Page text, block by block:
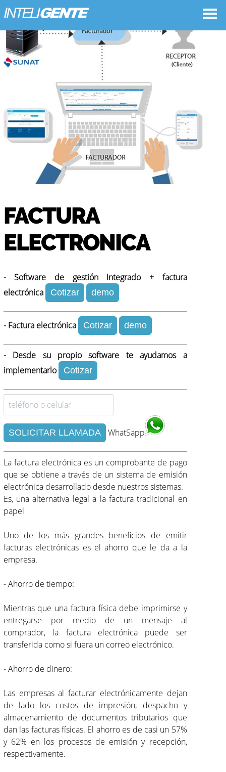
FACTURA
ELECTRONICA
- Software de gestión Integrado + factura
electrónica
Cotizar demo
- Factura electrónica Cotizar demo
- Desde su propio software te ayudamos a
implementarlo
Cotizar
SOLICITAR LLAMADA WhatSapp
La factura electrónica es un comprobante de pago
que se obtiene a través de un sistema de emisión
electrónica desarrollado desde nuestros sistemas.
Es, una alternativa legal a la factura tradicional en
papel
Uno de los más grandes beneficios de emitir
facturas electrónicas es el ahorro que le da a la
empresa.
- Ahorro de tiempo:
Mientras que una factura física debe imprimirse y
entregarse por medio de un mensaje al
comprador, la factura electrónica puede ser
transferida como si fuera un correo electrónico.
- Ahorro de dinero:
Las empresas al facturar electrónicamente dejan
de lado los costos de impresión, despacho y
almacenamiento de documentos tributarios que
dan las facturas físicas. El ahorro es de casi un 57%
y 62% en los procesos de emisión y recepción,
respectivamente.